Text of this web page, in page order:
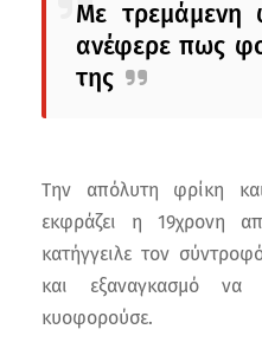
Με τρεμάμενη
ανέφερε πως
της
Την απόλυτη φρίκη
εκφράζει η 19χρονη
κατήγγειλε τον
και εξαναγκασμό να
κυοφορούσε.